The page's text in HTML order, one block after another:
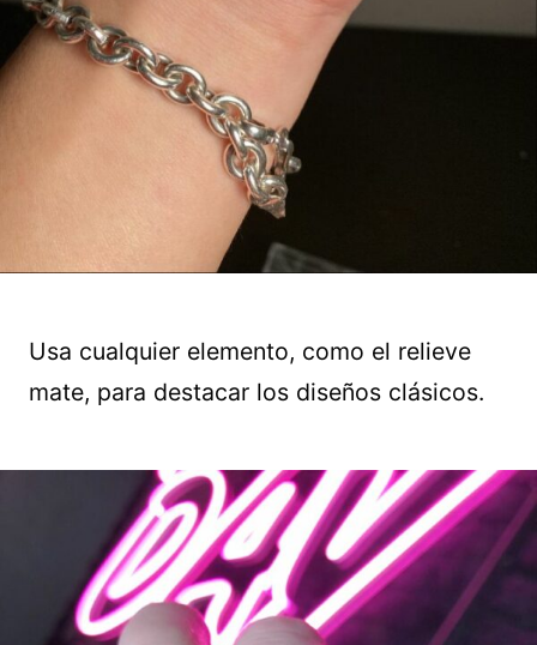
Usa cualquier elemento, como el relieve
mate, para destacar los diseños clásicos.